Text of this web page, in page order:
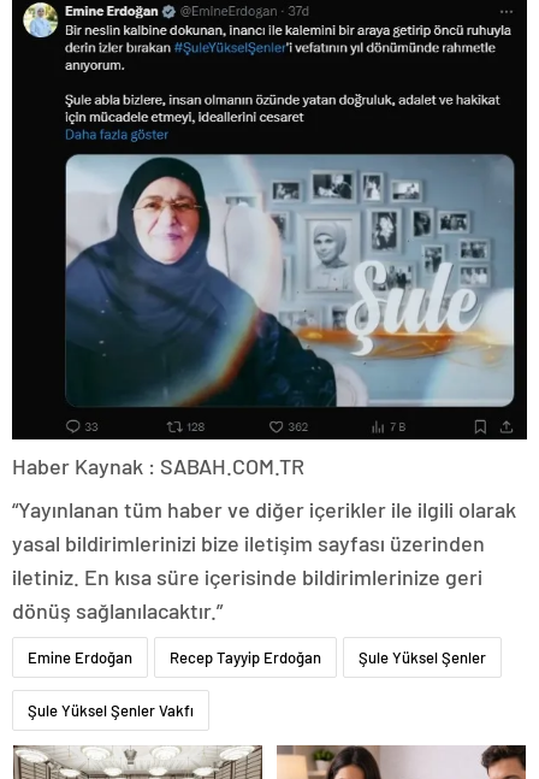
Haber Kaynak : SABAH.COM.TR
“Yayınlanan tüm haber ve diğer içerikler ile ilgili olarak
yasal bildirimlerinizi bize iletişim sayfası üzerinden
iletiniz. En kısa süre içerisinde bildirimlerinize geri
dönüş sağlanılacaktır.”
Emine Erdoğan Recep Tayyip Erdoğan Şule Yüksel Şenler
Şule Yüksel Şenler Vakfı